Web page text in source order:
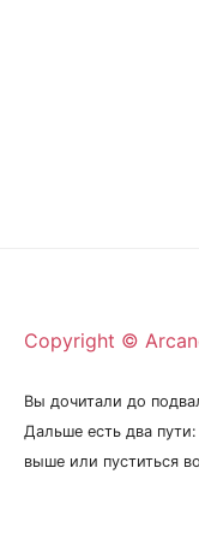
Copyright ©
Вы дочитали до
Дальше есть два
выше или пуститься